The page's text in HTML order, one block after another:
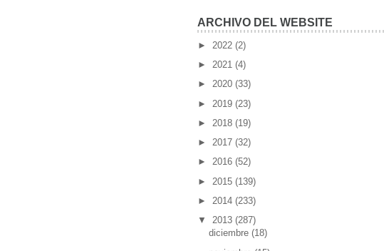
ARCHIVO DEL WEBSITE
► 2022 (2)
► 2021 (4)
► 2020 (33)
► 2019 (23)
► 2018 (19)
► 2017 (32)
► 2016 (52)
► 2015 (139)
► 2014 (233)
▼ 2013 (287)
diciembre (18)